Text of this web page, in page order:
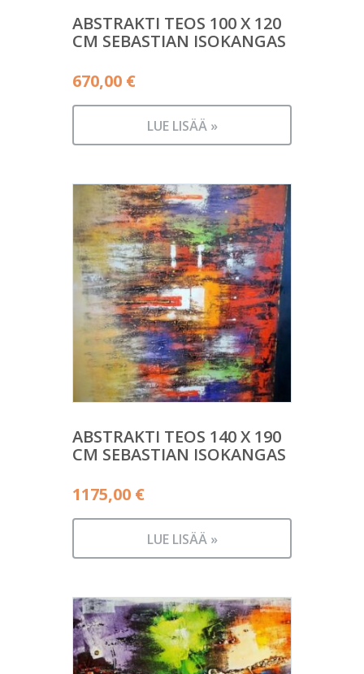
ABSTRAKTI TEOS 100 X 120
CM SEBASTIAN ISOKANGAS
670,00 €
LUE LISÄÄ »
ABSTRAKTI TEOS 140 X 190
CM SEBASTIAN ISOKANGAS
1175,00 €
LUE LISÄÄ »